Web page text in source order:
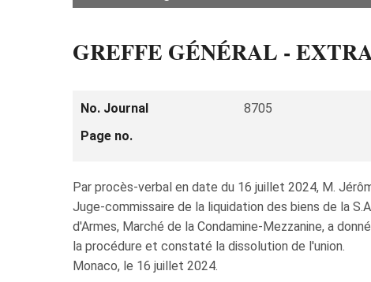
GREFFE GÉNÉRAL -
No. Journal 8705
Page no.
Par procès-verbal en date du 16 juillet 2024, M.
Juge-commissaire de la liquidation des biens de la
d'Armes, Marché de la Condamine-Mezzanine, a
la procédure et constaté la dissolution de l'union.
Monaco, le 16 juillet 2024.